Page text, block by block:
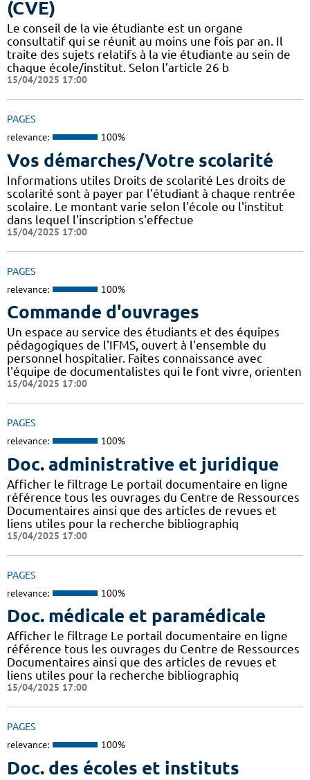
(CVE)
Le conseil de la vie étudiante est un organe
consultatif qui se réunit au moins une fois par an. Il
traite des sujets relatifs à la vie étudiante au sein de
chaque école/institut. Selon l’article 26 b
15/04/2025 17:00
PAGES
relevance: 100%
Vos démarches/Votre scolarité
Informations utiles Droits de scolarité Les droits de
scolarité sont à payer par l'étudiant à chaque rentrée
scolaire. Le montant varie selon l'école ou l'institut
dans lequel l'inscription s'effectue
15/04/2025 17:00
PAGES
relevance: 100%
Commande d'ouvrages
Un espace au service des étudiants et des équipes
pédagogiques de l'IFMS, ouvert à l'ensemble du
personnel hospitalier. Faites connaissance avec
l'équipe de documentalistes qui le font vivre, orienten
15/04/2025 17:00
PAGES
relevance: 100%
Doc. administrative et juridique
Afficher le filtrage Le portail documentaire en ligne
référence tous les ouvrages du Centre de Ressources
Documentaires ainsi que des articles de revues et
liens utiles pour la recherche bibliographiq
15/04/2025 17:00
PAGES
relevance: 100%
Doc. médicale et paramédicale
Afficher le filtrage Le portail documentaire en ligne
référence tous les ouvrages du Centre de Ressources
Documentaires ainsi que des articles de revues et
liens utiles pour la recherche bibliographiq
15/04/2025 17:00
PAGES
relevance: 100%
Doc. des écoles et instituts